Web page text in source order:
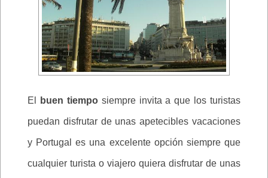
El buen tiempo siempre invita a que los turistas
puedan disfrutar de unas apetecibles vacaciones
y Portugal es una excelente opción siempre que
cualquier turista o viajero quiera disfrutar de unas